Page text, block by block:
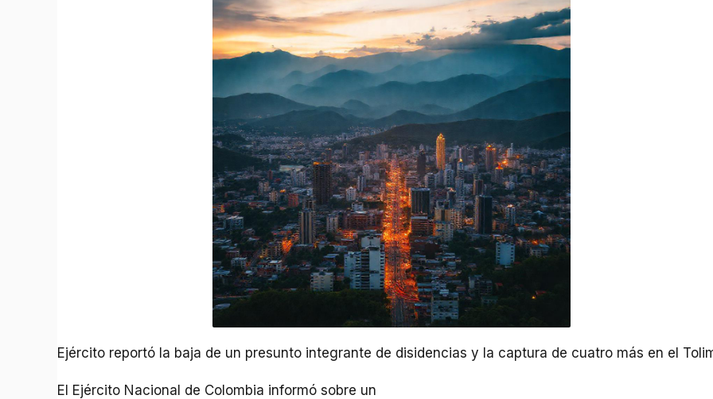
Ejército reportó la baja de un presunto integrante de disidencias y la captura de cuatro más en el
El Ejército Nacional de Colombia informó sobre un